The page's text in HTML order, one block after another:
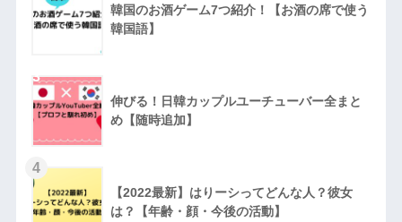
韓国のお酒ゲーム7つ紹介！【お酒の席で使う
韓国語】
3
伸びる！日韓カップルユーチューバー全まと
め【随時追加】
4
【2022最新】はりーシってどんな人？彼女
は？【年齢・顔・今後の活動】